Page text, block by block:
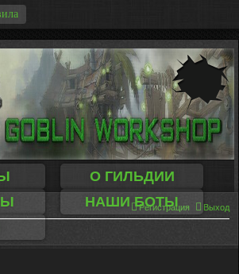
О ГИЛЬДИИ
НАШИ БОТЫ
Выход
Регистрация